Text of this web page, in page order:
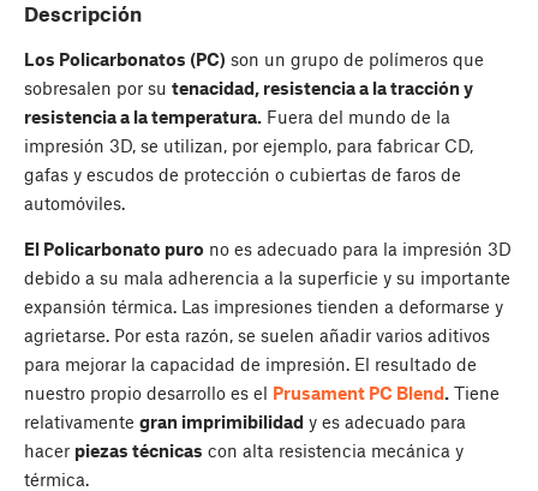
Descripción
Los Policarbonatos (PC) son un grupo de polímeros que
sobresalen por su tenacidad, resistencia a la tracción y
resistencia a la temperatura. Fuera del mundo de la
impresión 3D, se utilizan, por ejemplo, para fabricar CD,
gafas y escudos de protección o cubiertas de faros de
automóviles.
El Policarbonato puro no es adecuado para la impresión 3D
debido a su mala adherencia a la superficie y su importante
expansión térmica. Las impresiones tienden a deformarse y
agrietarse. Por esta razón, se suelen añadir varios aditivos
para mejorar la capacidad de impresión. El resultado de
nuestro propio desarrollo es el Prusament PC Blend. Tiene
relativamente gran imprimibilidad y es adecuado para
hacer piezas técnicas con alta resistencia mecánica y
térmica.